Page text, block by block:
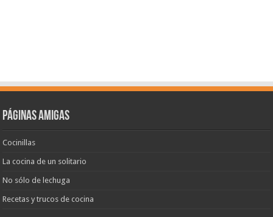
Páginas amigas
Cocinillas
La cocina de un solitario
No sólo de lechuga
Recetas y trucos de cocina